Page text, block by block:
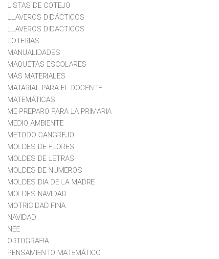
LISTAS DE COTEJO
LLAVEROS DIDÁCTICOS
LLAVEROS DIDACTICOS
LOTERIAS
MANUALIDADES
MAQUETAS ESCOLARES
MÁS MATERIALES
MATARIAL PARA EL DOCENTE
MATEMÁTICAS
ME PREPARO PARA LA PRIMARIA
MEDIO AMBIENTE
METODO CANGREJO
MOLDES DE FLORES
MOLDES DE LETRAS
MOLDES DE NUMEROS
MOLDES DIA DE LA MADRE
MOLDES NAVIDAD
MOTRICIDAD FINA
NAVIDAD
NEE
ORTOGRAFIA
PENSAMIENTO MATEMÁTICO